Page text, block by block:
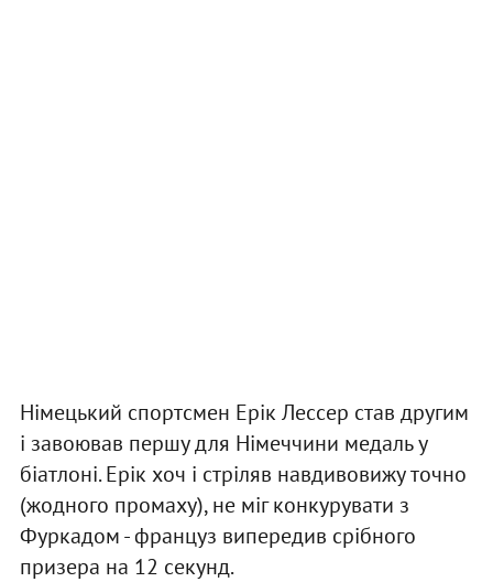
Німецький спортсмен Ерік Лессер став другим
і завоював першу для Німеччини медаль у
біатлоні. Ерік хоч і стріляв навдивовижу точно
(жодного промаху), не міг конкурувати з
Фуркадом - француз випередив срібного
призера на 12 секунд.